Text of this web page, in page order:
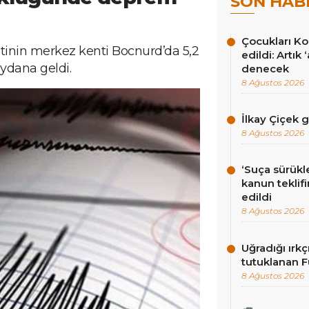
merkez kenti Bocnurd’da 5,2
geldi.
Çocukları
edildi: Artık
denecek
8 Ağustos 2026
İlkay Çiçek
8 Ağustos 2026
‘Suça
kanun
edildi
8 Ağustos 2026
Uğradığı
tutuklanan
8 Ağustos 2026